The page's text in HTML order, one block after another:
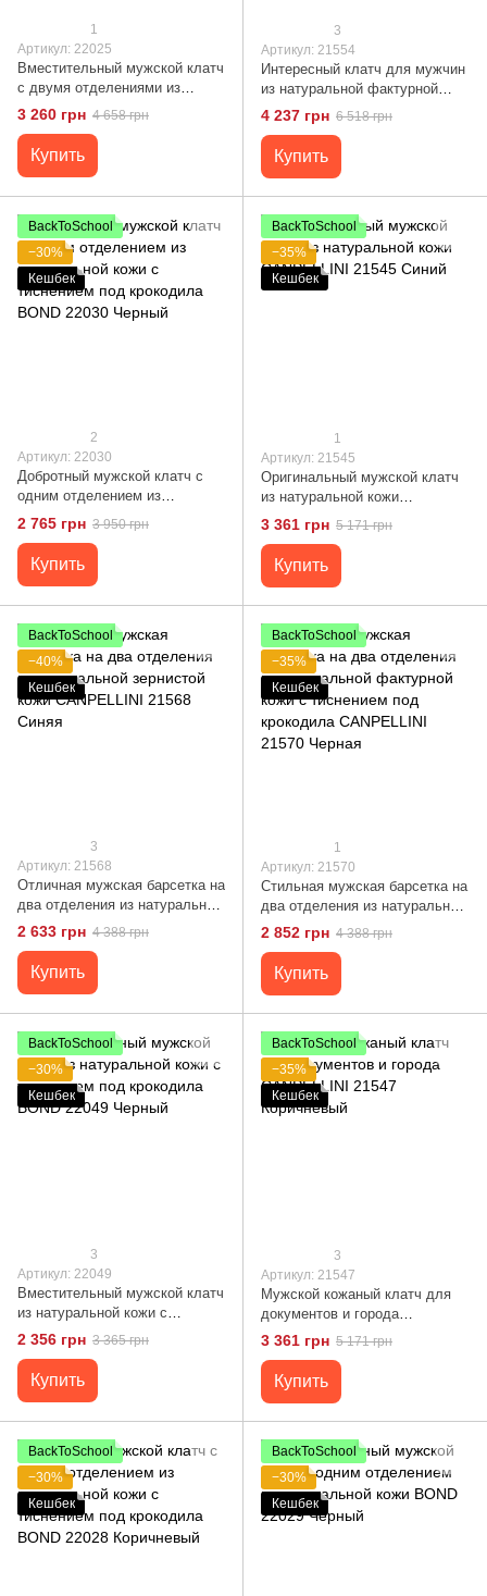
1
Артикул: 22025
Вместительный мужской клатч
с двумя отделениями из
натуральной BOND 22025
Коричневый
3 260 грн 4 658 грн
Купить
3
Артикул: 21554
Интересный клатч для мужчин
из натуральной фактурной
кожи с тиснением под
крокодила CANPELLINI 21554
Коричневый
4 237 грн 6 518 грн
Купить
BackToSchool
−30%
Кешбек
2
Артикул: 22030
Добротный мужской клатч с
одним отделением из
натуральной кожи с тиснением
под крокодила BOND 22030
Черный
2 765 грн 3 950 грн
Купить
BackToSchool
−35%
Кешбек
1
Артикул: 21545
Оригинальный мужской клатч
из натуральной кожи
CANPELLINI 21545 Синий
3 361 грн 5 171 грн
Купить
BackToSchool
−40%
Кешбек
3
Артикул: 21568
Отличная мужская барсетка на
два отделения из натуральной
зернистой кожи CANPELLINI
21568 Синяя
2 633 грн 4 388 грн
Купить
BackToSchool
−35%
Кешбек
1
Артикул: 21570
Стильная мужская барсетка на
два отделения из натуральной
фактурной кожи с тиснением
под крокодила CANPELLINI
21570 Черная
2 852 грн 4 388 грн
Купить
BackToSchool
−30%
Кешбек
3
Артикул: 22049
Вместительный мужской клатч
из натуральной кожи с
тиснением под крокодила
BOND 22049 Черный
2 356 грн 3 365 грн
Купить
BackToSchool
−35%
Кешбек
3
Артикул: 21547
Мужской кожаный клатч для
документов и города
CANPELLINI 21547 Коричневый
3 361 грн 5 171 грн
Купить
BackToSchool
−30%
Кешбек
BackToSchool
−30%
Кешбек